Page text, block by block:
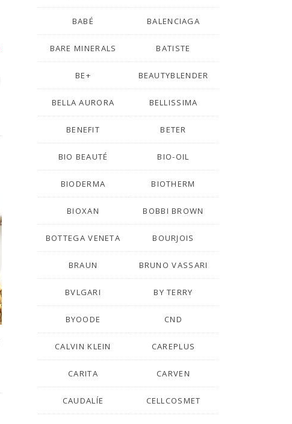
BABÉ BALENCIAGA
BARE MINERALS BATISTE
BE+ BEAUTYBLENDER
BELLA AURORA BELLISSIMA
BENEFIT BETER
BIO BEAUTÉ BIO-OIL
BIODERMA BIOTHERM
BIOXAN BOBBI BROWN
BOTTEGA VENETA BOURJOIS
BRAUN BRUNO VASSARI
BVLGARI BY TERRY
BYOODE CND
CALVIN KLEIN CAREPLUS
CARITA CARVEN
CAUDALÍE CELLCOSMET